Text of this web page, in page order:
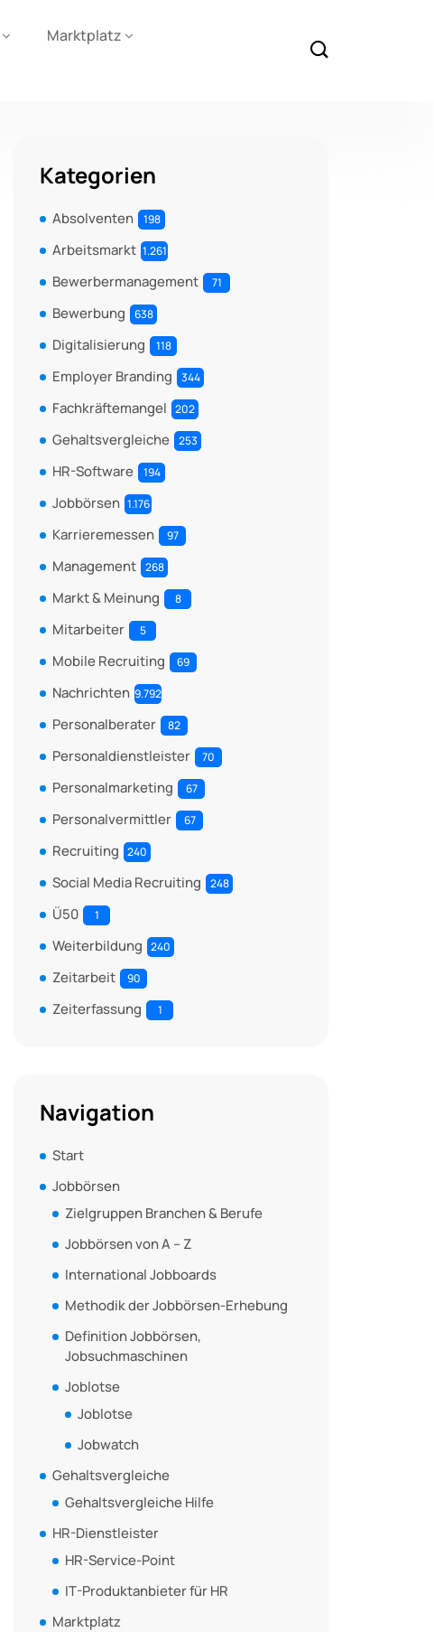
Marktplatz
Kategorien
Absolventen 198
Arbeitsmarkt 1.261
Bewerbermanagement 71
Bewerbung 638
Digitalisierung 118
Employer Branding 344
Fachkräftemangel 202
Gehaltsvergleiche 253
HR-Software 194
Jobbörsen 1.176
Karrieremessen 97
Management 268
Markt & Meinung 8
Mitarbeiter 5
Mobile Recruiting 69
Nachrichten 9.792
Personalberater 82
Personaldienstleister 70
Personalmarketing 67
Personalvermittler 67
Recruiting 240
Social Media Recruiting 248
Ü50 1
Weiterbildung 240
Zeitarbeit 90
Zeiterfassung 1
Navigation
Start
Jobbörsen
Zielgruppen Branchen & Berufe
Jobbörsen von A – Z
International Jobboards
Methodik der Jobbörsen-Erhebung
Definition Jobbörsen,
Jobsuchmaschinen
Joblotse
Joblotse
Jobwatch
Gehaltsvergleiche
Gehaltsvergleiche Hilfe
HR-Dienstleister
HR-Service-Point
IT-Produktanbieter für HR
Marktplatz